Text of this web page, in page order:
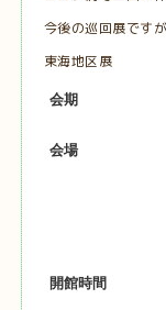
今後の巡回展ですが
東海地区展
会期
会場
開館時間